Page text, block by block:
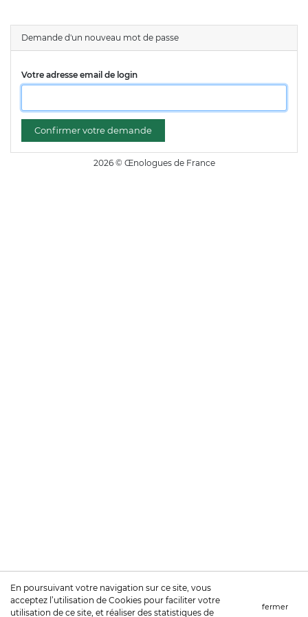
Demande d'un nouveau mot de passe
Votre adresse email de login
Confirmer votre demande
2026 © Œnologues de France
fermer
En poursuivant votre navigation sur ce site, vous
acceptez l’utilisation de Cookies pour faciliter votre
utilisation de ce site, et réaliser des statistiques de